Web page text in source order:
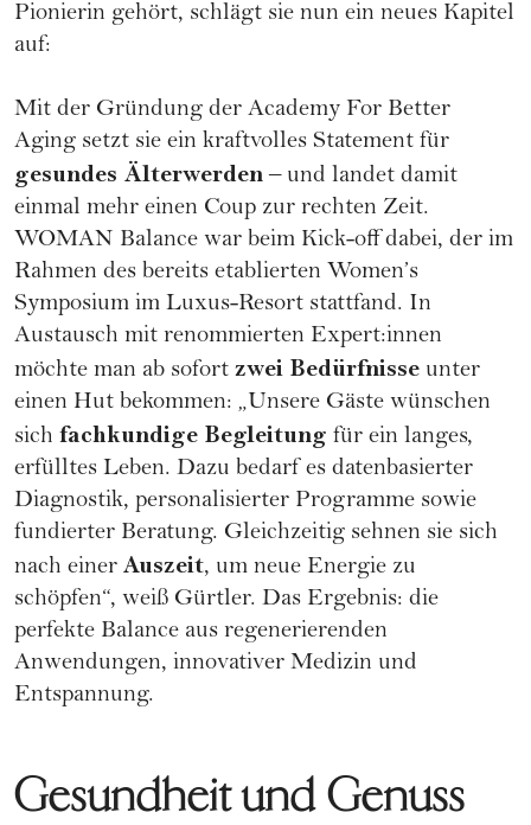
Pionierin gehört, schlägt sie nun ein neues Kapitel
auf:
Mit der Gründung der Academy For Better
Aging setzt sie ein kraftvolles Statement für
gesundes Älterwerden– und landet damit
einmal mehr einen Coup zur rechten Zeit.
WOMAN Balance war beim Kick-off dabei, der im
Rahmen des bereits etablierten Women’s
Symposium im Luxus-Resort stattfand. In
Austausch mit renommierten Expert:innen
möchte man ab sofort zwei Bedürfnisse unter
einen Hut bekommen: „Unsere Gäste wünschen
sich fachkundige Begleitung für ein langes,
erfülltes Leben. Dazu bedarf es datenbasierter
Diagnostik, personalisierter Programme sowie
fundierter Beratung. Gleichzeitig sehnen sie sich
nach einer Auszeit, um neue Energie zu
schöpfen“, weiß Gürtler. Das Ergebnis: die
perfekte Balance aus regenerierenden
Anwendungen, innovativer Medizin und
Entspannung.
Gesundheit und Genuss